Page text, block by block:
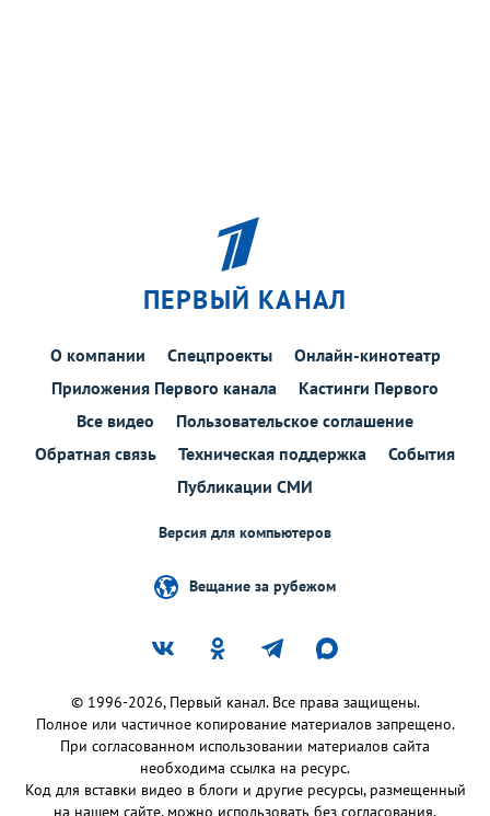
ПЕРВЫЙ КАНАЛ
О компании Спецпроекты
Онлайн-кинотеатр
Приложения Первого канала
Кастинги Первого
Все видео
Пользовательское соглашение
Обратная связь
Техническая поддержка
События
Публикации СМИ
Версия для компьютеров
Вещание за рубежом
© 1996-2026, Первый канал. Все права защищены.
Полное или частичное копирование материалов запрещено.
При согласованном использовании материалов сайта
необходима ссылка на ресурс.
Код для вставки видео в блоги и другие ресурсы, размещенный